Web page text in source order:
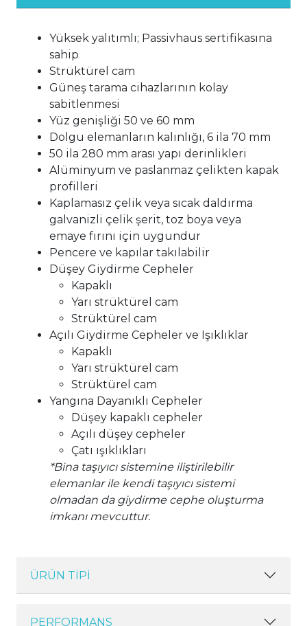
Yüksek yalıtımlı; Passivhaus sertifikasına
sahip
Strüktürel cam
Güneş tarama cihazlarının kolay
sabitlenmesi
Yüz genişliği 50 ve 60 mm
Dolgu elemanların kalınlığı, 6 ila 70 mm
50 ila 280 mm arası yapı derinlikleri
Alüminyum ve paslanmaz çelikten kapak
profilleri
Kaplamasız çelik veya sıcak daldırma
galvanizli çelik şerit, toz boya veya
emaye fırını için uygundur
Pencere ve kapılar takılabilir
Düşey Giydirme Cepheler
Kapaklı
Yarı strüktürel cam
Strüktürel cam
Açılı Giydirme Cepheler ve Işıklıklar
Kapaklı
Yarı strüktürel cam
Strüktürel cam
Yangına Dayanıklı Cepheler
Düşey kapaklı cepheler
Açılı düşey cepheler
Çatı ışıklıkları
*Bina taşıyıcı sistemine iliştirilebilir
elemanlar ile kendi taşıyıcı sistemi
olmadan da giydirme cephe oluşturma
imkanı mevcuttur.
ÜRÜN TİPİ
PERFORMANS